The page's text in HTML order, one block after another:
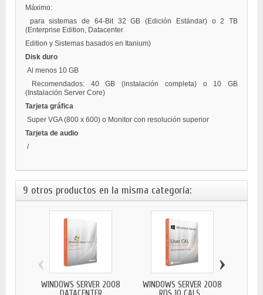
Máximo:
para sistemas de 64-Bit 32 GB (Edición Estándar) o 2 TB
(Enterprise Edition, Datacenter
Edition y Sistemas basados en Itanium)
Disk duro
Al menos 10 GB
Recomendados: 40 GB (instalación completa) o 10 GB
(Instalación Server Core)
Tarjeta gráfica
Super VGA (800 x 600) o Monitor con resolución superior
Tarjeta de audio
/
9 otros productos en la misma categoría:
WINDOWS SERVER 2008
WINDOWS SERVER 2008
‹ ›